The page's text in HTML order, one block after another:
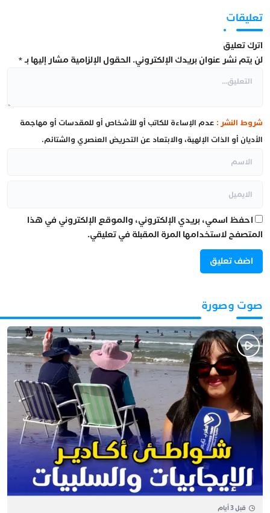
تعليقات
اترك تعليق
لن يتم نشر عنوان بريدك الإلكتروني. الحقول الإلزامية مشار إليها بـ*
شروط النشر : عدم الإساءة للكاتب أو للأشخاص أو للمقدسات أو مهاجمة
الأديان أو الذات الإلهية، والابتعاد عن التحريض العنصري والشتائم.
احفظ اسمي، بريدي الإلكتروني، والموقع الإلكتروني في هذا
المتصفح لاستخدامها المرة المقبلة في تعليقي.
صوت وصورة
قبل 3 أيام